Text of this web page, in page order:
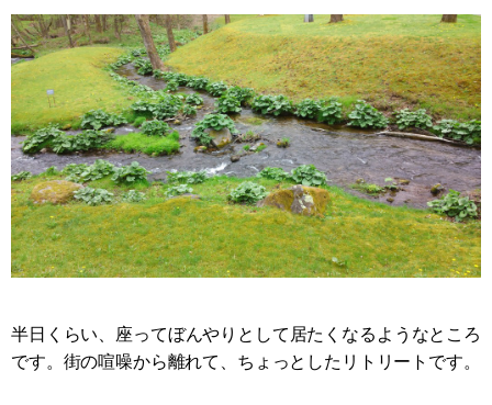
半日くらい、座ってぼんやりとして居たくなるようなところ
です。街の喧噪から離れて、ちょっとしたリトリートです。